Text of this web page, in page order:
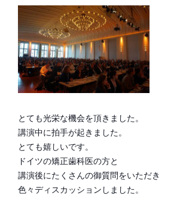
とても光栄な機会を頂きました。
講演中に拍手が起きました。
とても嬉しいです。
ドイツの矯正歯科医の方と
講演後にたくさんの御質問をいただき
色々ディスカッションしました。